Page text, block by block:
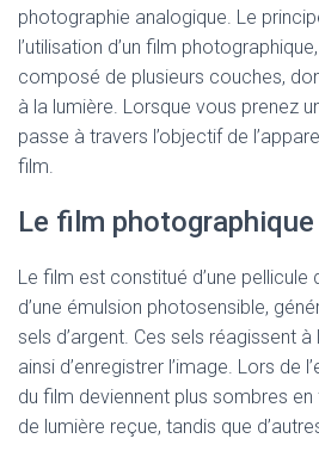
photographie analogique. Le
l’utilisation d’un film
composé de plusieurs couches,
à la lumière. Lorsque vous prenez
passe à travers l’objectif de
film.
Le film photographique
Le film est constitué d’une
d’une émulsion photosensible,
sels d’argent. Ces sels réagissent
ainsi d’enregistrer l’image. Lors de
du film deviennent plus sombres
de lumière reçue, tandis que